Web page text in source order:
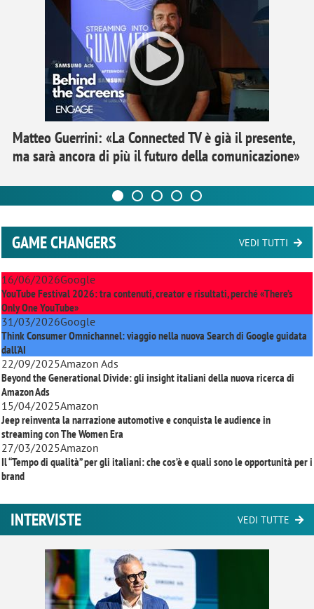
Matteo Guerrini: «La Connected TV è già il presente,
ma sarà ancora di più il futuro della comunicazione»
GAME CHANGERS VEDI TUTTI
16/06/2026Google
YouTube Festival 2026: tra contenuti, creator e risultati, perché «There’s
Only One YouTube»
31/03/2026Google
Think Consumer Omnichannel: viaggio nella nuova Search di Google guidata
dall'AI
22/09/2025Amazon Ads
Beyond the Generational Divide: gli insight italiani della nuova ricerca di
Amazon Ads
15/04/2025Amazon
Jeep reinventa la narrazione automotive e conquista le audience in
streaming conThe Women Era
27/03/2025Amazon
Il “Tempo di qualità” per gli italiani: che cos’è e quali sono le opportunità per i
brand
INTERVISTE VEDI TUTTE